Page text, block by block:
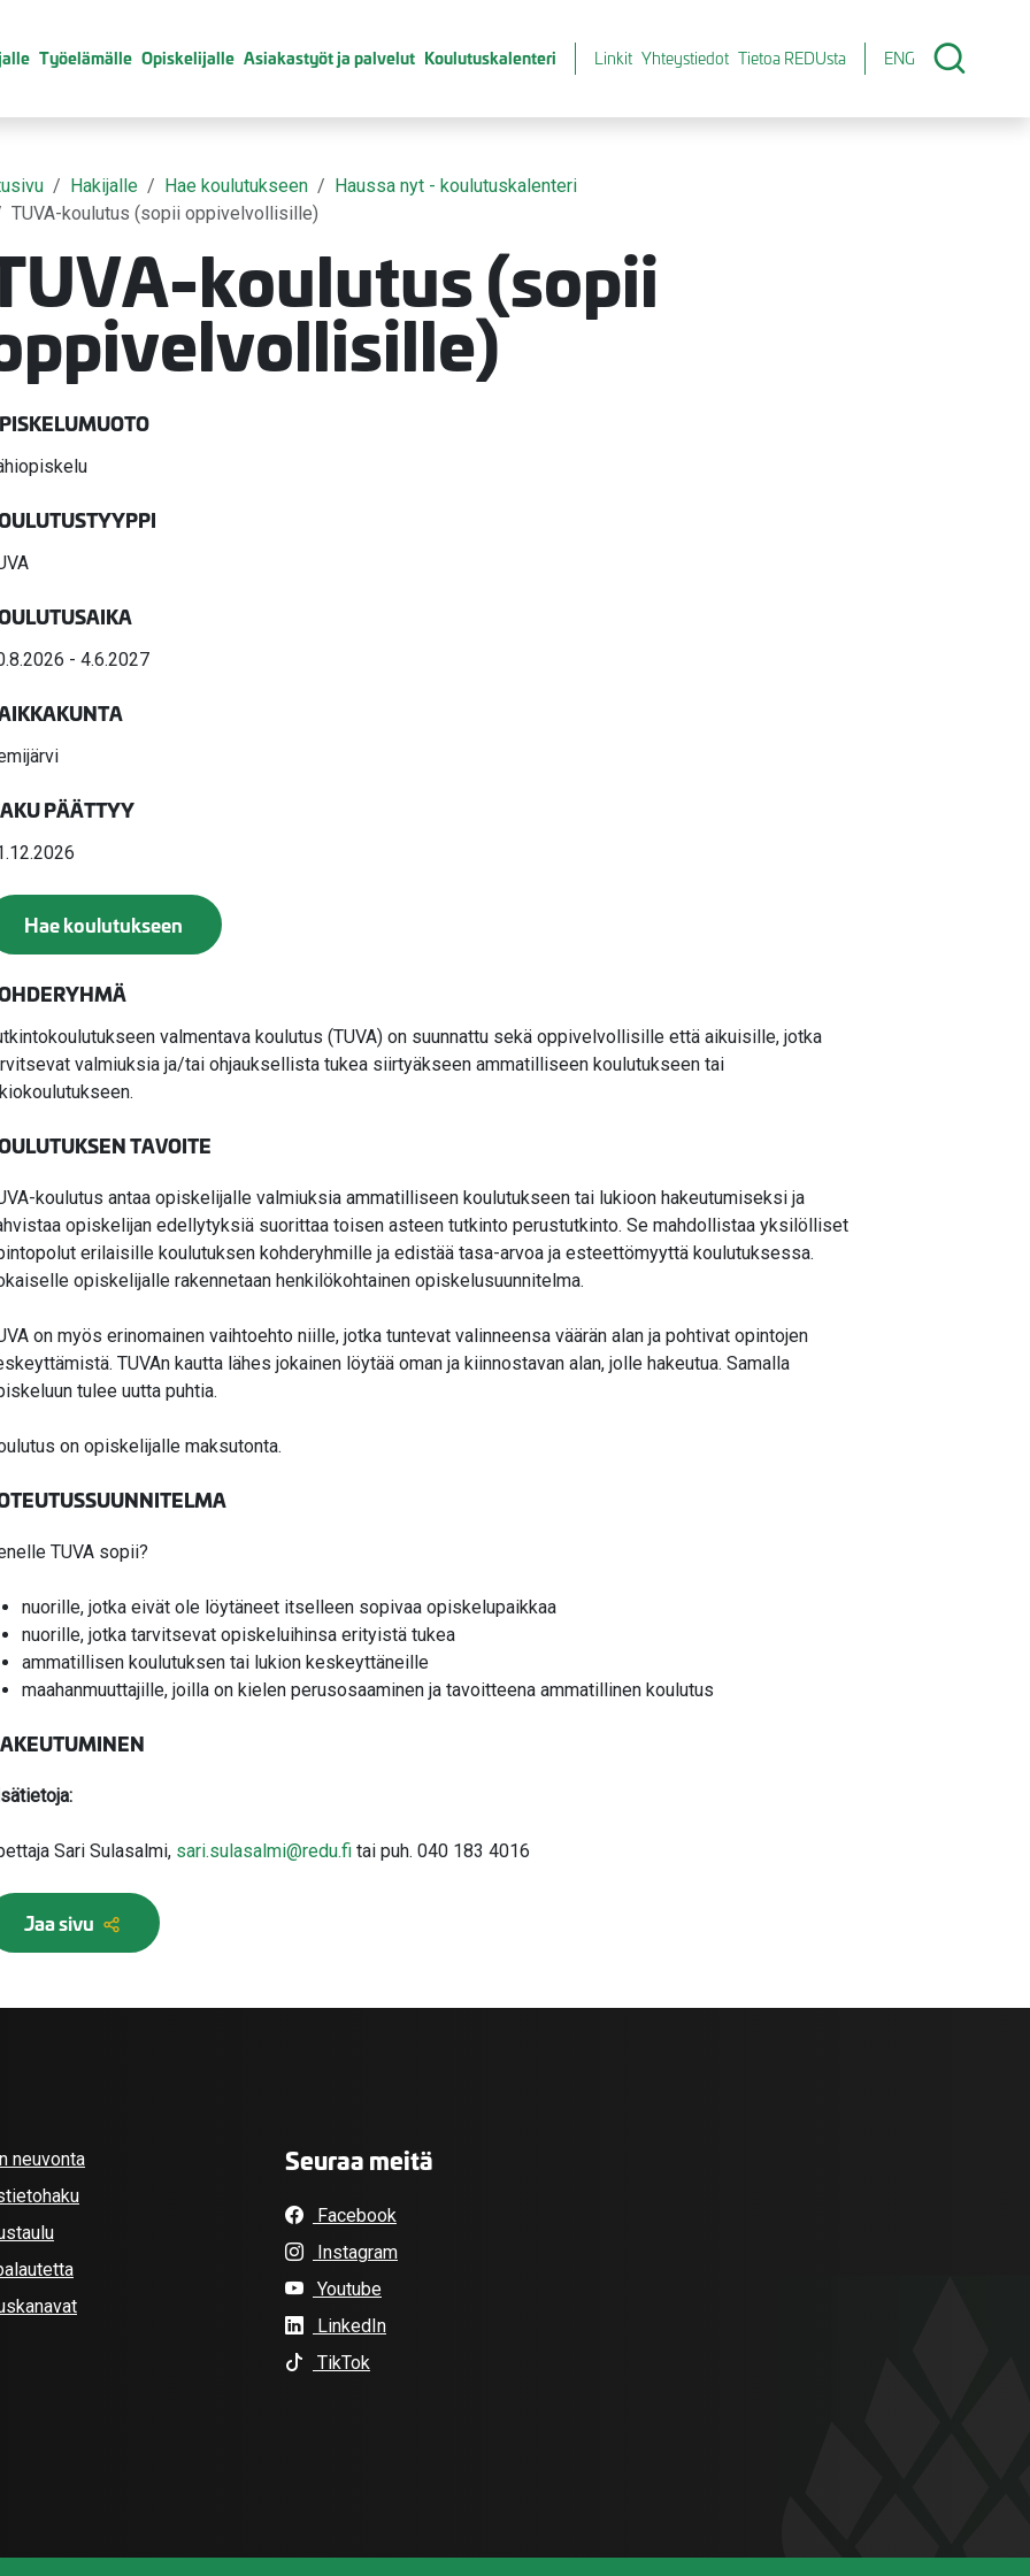
Työelämälle Opiskelijalle Asiakastyöt ja palvelut Koulutuskalenteri Linkit Yhteystiedot Tietoa REDUsta ENG
Hakijalle Hae koulutukseen
Haussa nyt - koulutuskalenteri
TUVA-koulutus (sopii oppivelvollisille)
koulutus (sopii
- 4.6.2027
PÄÄTTYY
Hae koulutukseen
valmentava koulutus (TUVA) on suunnattu sekä oppivelvollisille että aikuisille, jotka
valmiuksia ja/tai ohjauksellista tukea siirtyäkseen ammatilliseen koulutukseen tai
TAVOITE
koulutus antaa opiskelijalle valmiuksia ammatilliseen koulutukseen tai lukioon hakeutumiseksi ja
opiskelijan edellytyksiä suorittaa toisen asteen tutkinto perustutkinto. Se mahdollistaa yksilölliset
erilaisille koulutuksen kohderyhmille ja edistää tasa-arvoa ja esteettömyyttä koulutuksessa.
opiskelijalle rakennetaan henkilökohtainen opiskelusuunnitelma.
on myös erinomainen vaihtoehto niille, jotka tuntevat valinneensa väärän alan ja pohtivat opintojen
TUVAn kautta lähes jokainen löytää oman ja kiinnostavan alan, jolle hakeutua. Samalla
tulee uutta puhtia.
on opiskelijalle maksutonta.
TUVA sopii?
nuorille, jotka eivät ole löytäneet itselleen sopivaa opiskelupaikkaa
nuorille, jotka tarvitsevat opiskeluihinsa erityistä tukea
ammatillisen koulutuksen tai lukion keskeyttäneille
maahanmuuttajille, joilla on kielen perusosaaminen ja tavoitteena ammatillinen koulutus
Sari Sulasalmi, sari.sulasalmi@redu.fi tai puh. 040 183 4016
Jaa sivu
neuvonta
Seuraa meitä
Facebook
Instagram
Youtube
LinkedIn
TikTok